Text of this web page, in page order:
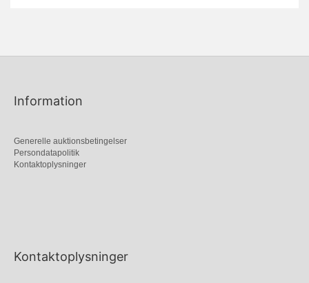
Information
Generelle auktionsbetingelser
Persondatapolitik
Kontaktoplysninger
Kontaktoplysninger